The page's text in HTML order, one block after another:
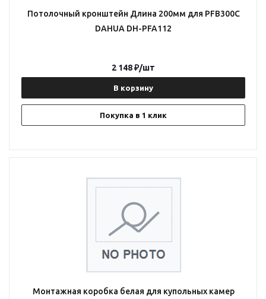
Потолочный кронштейн Длина 200мм для PFB300C
DAHUA DH-PFA112
В корзину
Покупка в 1 клик
2 148₽/шт
Монтажная коробка белая для купольных камер